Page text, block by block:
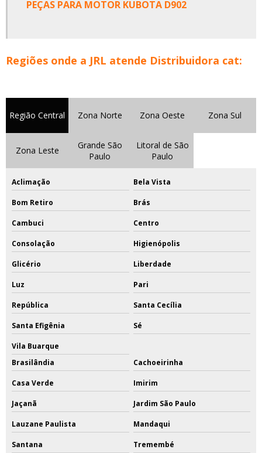
PEÇAS PARA MOTOR KUBOTA D902
Regiões onde a JRL atende Distribuidora cat:
Região Central Zona Norte Zona Oeste Zona Sul
Zona Leste
Grande São
Paulo
Litoral de São
Paulo
Aclimação Bela Vista
Bom Retiro Brás
Cambuci Centro
Consolação Higienópolis
Glicério Liberdade
Luz Pari
República Santa Cecília
Santa Efigênia Sé
Vila Buarque
Brasilândia
Cachoeirinha
Casa Verde Imirim
Jaçanã Jardim São Paulo
Lauzane Paulista Mandaqui
Santana Tremembé